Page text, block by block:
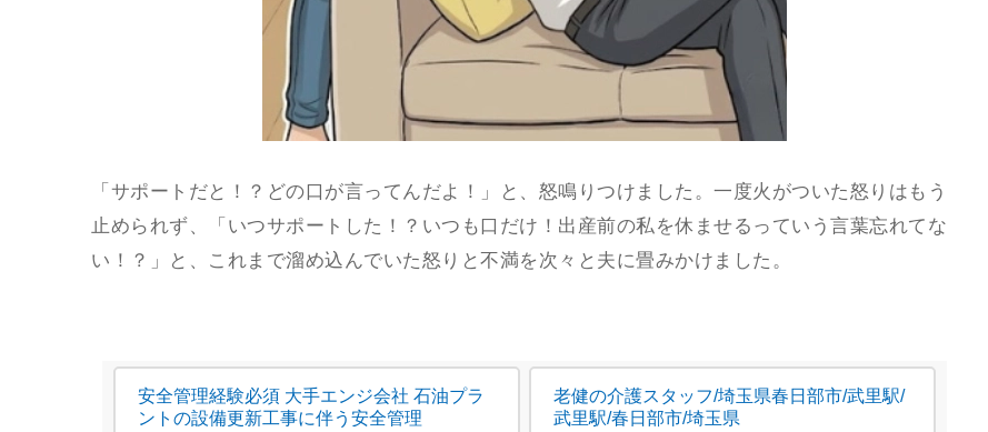
「サポートだと！？どの口が言ってんだよ！」と、怒鳴りつけました。一度火がついた怒りはもう
止められず、「いつサポートした！？いつも口だけ！出産前の私を休ませるっていう言葉忘れてな
い！？」と、これまで溜め込んでいた怒りと不満を次々と夫に畳みかけました。
安全管理経験必須 大手エンジ会社 石油プラ
ントの設備更新工事に伴う安全管理
老健の介護スタッフ/埼玉県春日部市/武里駅/
武里駅/春日部市/埼玉県